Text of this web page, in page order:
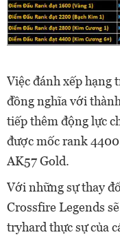
Việc đánh xếp hạng
đồng nghĩa với
tiếp thêm động lực
được mốc rank
AK57 Gold.
Với những sự thay
Crossfire Legends
tryhard thực sự của